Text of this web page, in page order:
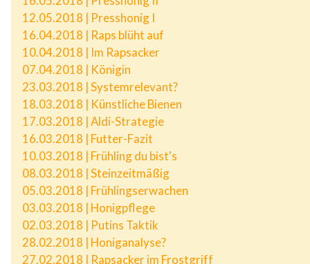
12.05.2018 | Presshonig I
16.04.2018 | Raps blüht auf
10.04.2018 | Im Rapsacker
07.04.2018 | Königin
23.03.2018 | Systemrelevant?
18.03.2018 | Künstliche Bienen
17.03.2018 | Aldi-Strategie
16.03.2018 | Futter-Fazit
10.03.2018 | Frühling du bist's
08.03.2018 | Steinzeitmäßig
05.03.2018 | Frühlingserwachen
03.03.2018 | Honigpflege
02.03.2018 | Putins Taktik
28.02.2018 | Honiganalyse?
27.02.2018 | Rapsacker im Frostgriff